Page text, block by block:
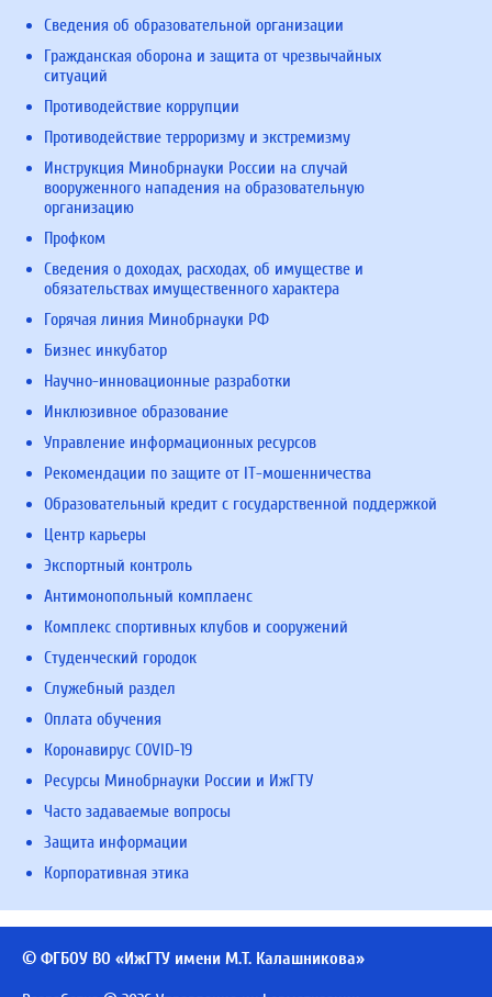
Сведения об образовательной организации
Гражданская оборона и защита от чрезвычайных
ситуаций
Противодействие коррупции
Противодействие терроризму и экстремизму
Инструкция Минобрнауки России на случай
вооруженного нападения на образовательную
организацию
Профком
Сведения о доходах, расходах, об имуществе и
обязательствах имущественного характера
Горячая линия Минобрнауки РФ
Бизнес инкубатор
Научно-инновационные разработки
Инклюзивное образование
Управление информационных ресурсов
Рекомендации по защите от IT-мошенничества
Образовательный кредит с государственной поддержкой
Центр карьеры
Экспортный контроль
Антимонопольный комплаенс
Комплекс спортивных клубов и сооружений
Студенческий городок
Служебный раздел
Оплата обучения
Коронавирус COVID-19
Ресурсы Минобрнауки России и ИжГТУ
Часто задаваемые вопросы
Защита информации
Корпоративная этика
© ФГБОУ ВО «ИжГТУ имени М.Т. Калашникова»